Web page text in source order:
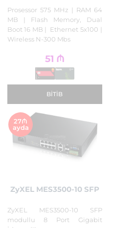
Prosessor 575 MHz | RAM 64
MB | Flash Memory, Dual
Boot 16 MB | Ethernet 5x100 |
Wireless N-300 Mbs
51 ₼
BITIB
27₼
ayda
ZyXEL MES3500-10 SFP
ZyXEL MES3500-10 SFP
modullu 8 Port Gigabit